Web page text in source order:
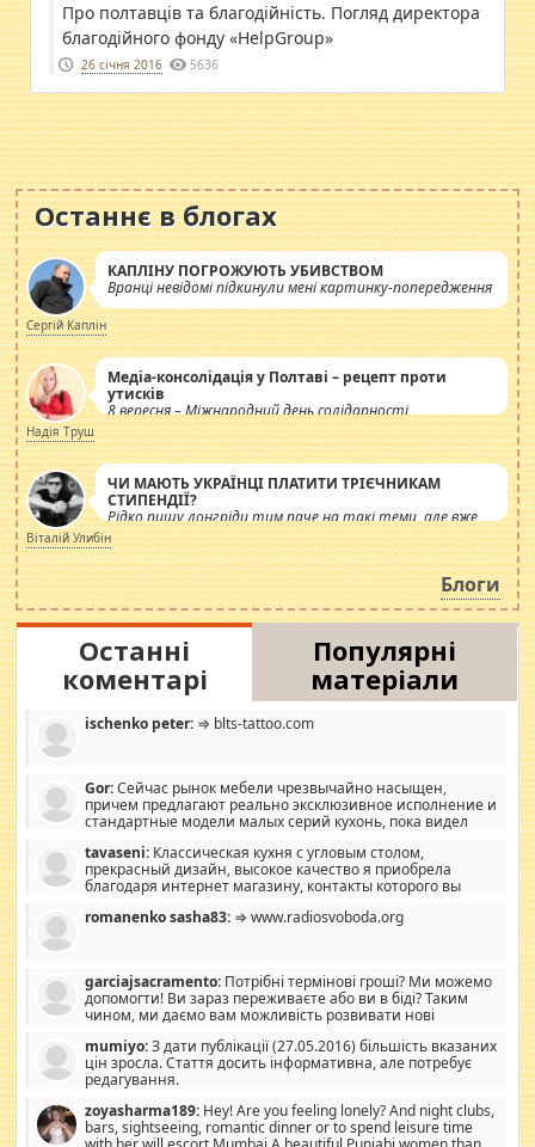
Про полтавців та благодійність. Погляд директора
благодійного фонду «HelpGroup»
26 січня 2016 5636
Останнє в блогах
КАПЛІНУ ПОГРОЖУЮТЬ УБИВСТВОМ
Вранці невідомі підкинули мені картинку-попередження
Сергій Каплін
Медіа-консолідація у Полтаві – рецепт проти
утисків
8 вересня – Міжнародний день солідарності
журналістів.
Надія Труш
ЧИ МАЮТЬ УКРАЇНЦІ ПЛАТИТИ ТРІЄЧНИКАМ
СТИПЕНДІЇ?
Рідко пишу лонгріди тим паче на такі теми, але вже
просто дістало! Обурюють сьогоднішні інсенуації
навколо стипендіального питання. Штучно
роздувається ще одна соціальна катастрофа.
Віталій Улибін
Блоги
Останні
коментарі
Популярні
матеріали
ischenko peter: ⇒ blts-tattoo.com
Gor:Сейчас рынок мебели чрезвычайно насыщен,
причем предлагают реально эксклюзивное исполнение и
стандартные модели малых серий кухонь, пока видел
стандартные формы, в MebelOk, креативненько и что главное -
со вкусом все в порядке, без ненужных наворотов удорожающих
мебель, а это не последний фактор.
tavaseni: Классическая кухня с угловым столом,
прекрасный дизайн, высокое качество я приобрела
благодаря интернет магазину, контакты которого вы
romanenko sasha83: ⇒ www.radiosvoboda.org
garciajsacramento: Потрібні термінові гроші? Ми можемо
допомогти! Ви зараз переживаєте або ви в біді? Таким
чином, ми даємо вам можливість розвивати нові
допомагати людям, які намагаються дати їм шанс. Кожен
заслуговує на другий шанс, і, оскільки влада не зможе, вони
повинні приймати від інших. Для нас нема багато суми, і зрілість
ми визначаємо за взаємною згодою. Ні сюрпризів, ні додаткових
витрат, а тільки узгоджених сум і нічого іншого. Не чекайте і не
коментуйте цей пост. Введіть суму, яку ви хочете подати, і ми
mumiyo:З дати публікації (27.05.2016) більшість вказаних
цін зросла. Стаття досить інформативна, але потребує
редагування.
zoyasharma189: Hey! Are you feeling lonely? And night clubs,
bars, sightseeing, romantic dinner or to spend leisure time